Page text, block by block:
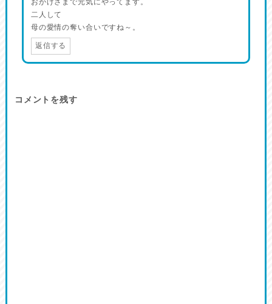
おかげさまで元気にやってます。
二人して
母の愛情の奪い合いですね～。
返信する
コメントを残す